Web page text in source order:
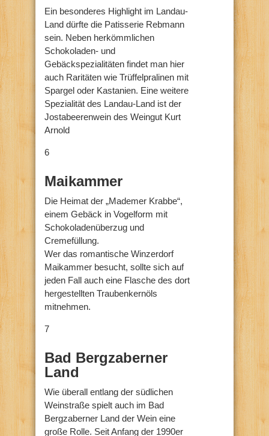
Ein besonderes Highlight im Landau-
Land dürfte die Patisserie Rebmann
sein. Neben herkömmlichen
Schokoladen- und
Gebäckspezialitäten findet man hier
auch Raritäten wie Trüffelpralinen mit
Spargel oder Kastanien. Eine weitere
Spezialität des Landau-Land ist der
Jostabeerenwein des Weingut Kurt
Arnold
6
Maikammer
Die Heimat der „Mademer Krabbe“,
einem Gebäck in Vogelform mit
Schokoladenüberzug und
Cremefüllung.
Wer das romantische Winzerdorf
Maikammer besucht, sollte sich auf
jeden Fall auch eine Flasche des dort
hergestellten Traubenkernöls
mitnehmen.
7
Bad Bergzaberner
Land
Wie überall entlang der südlichen
Weinstraße spielt auch im Bad
Bergzaberner Land der Wein eine
große Rolle. Seit Anfang der 1990er